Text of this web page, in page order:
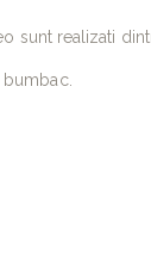
sunt realizati